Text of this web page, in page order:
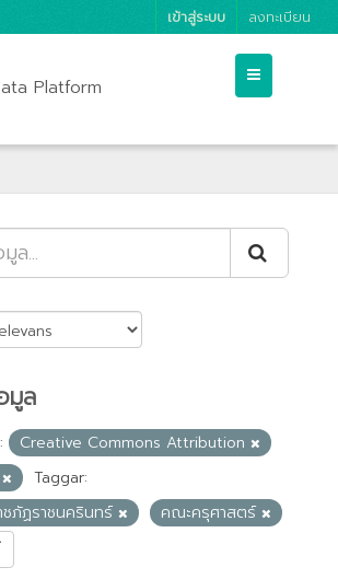
เข้าสู่ระบบ ลงทะเบียน
Platform
มูล
Creative Commons Attribution
Taggar:
ชภัฏราชนครินทร์
คณะครุศาสตร์